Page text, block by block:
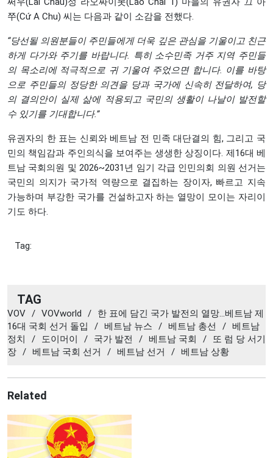
쭈(Cứ A Chu) 씨는 다음과 같이 소감을 전했다.
“당선될 의원분들이 주민들에게 더욱 깊은 관심을 기울이고 친근
하게 다가와 주기를 바랍니다. 특히 소수민족 거주 지역 주민들
의 목소리에 적극적으로 귀 기울여 주었으면 합니다. 이를 바탕
으로 주민들의 정당한 의견을 당과 국가에 신속히 전달하여, 당
의 결의안이 실제 삶에 적용되고 국민의 생활이 나날이 발전할
수 있기를 기대합니다.”
유권자의 한 표는 신뢰와 베트남 전 민족 대단결의 힘, 그리고 국
민의 책임감과 주인의식을 보여주는 생생한 상징이다. 제16대 베
트남 국회의원 및 2026~2031년 임기 각급 인민의회 의원 선거는
국민의 의지가 국가적 역량으로 결집하는 장이자, 빠르고 지속
가능하며 부강한 국가를 건설하고자 하는 열망이 모이는 자리이
기도 하다.
Tag:
TAG
VOV / VOVworld /
한 표에 담긴 국가 발전의 열망…베트남 제
16대 국회 선거 돌입
/ 베트남 뉴스 / 베트남 총선 / 베트남
정치
/ 도이머이 / 국가 발전 / 베트남 국회 /
또 럼 당 서기
장 / 베트남 국회 선거 / 베트남 선거 / 베트남 상황
Related